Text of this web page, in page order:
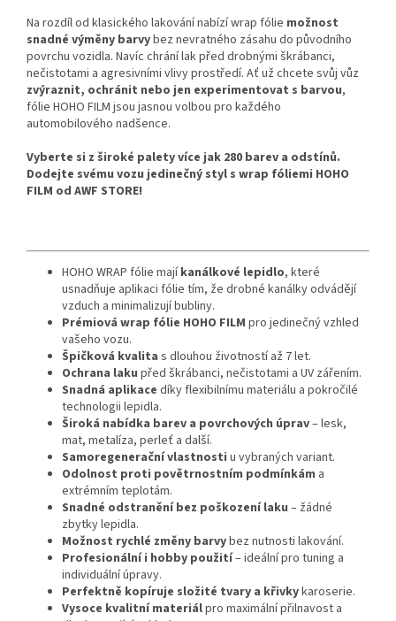
Na rozdíl od klasického lakování nabízí wrap fólie možnost
snadné výměny barvybez nevratného zásahu do původního
povrchu vozidla. Navíc chrání lak před drobnými škrábanci,
nečistotami a agresivními vlivy prostředí. Ať už chcete svůj vůz
zvýraznit, ochránit nebo jen experimentovat s barvou,
fólie HOHO FILM jsou jasnou volbou pro každého
automobilového nadšence.
Vyberte si z široké palety více jak 280 barev a odstínů.
Dodejte svému vozu jedinečný styl s wrap fóliemi HOHO
FILM od AWF STORE!
HOHO WRAP fólie majíkanálkové lepidlo, které
usnadňuje aplikaci fólie tím, že drobné kanálky odvádějí
vzduch a minimalizují bubliny.
Prémiová wrap fólie HOHO FILM pro jedinečný vzhled
vašeho vozu.
Špičková kvalita s dlouhou životností až 7 let.
Ochrana laku před škrábanci, nečistotami a UV zářením.
Snadná aplikace díky flexibilnímu materiálu a pokročilé
technologii lepidla.
Široká nabídka barev a povrchových úprav– lesk,
mat, metalíza, perleť a další.
Samoregenerační vlastnosti u vybraných variant.
Odolnost proti povětrnostním podmínkám a
extrémním teplotám.
Snadné odstranění bez poškození laku – žádné
zbytky lepidla.
Možnost rychlé změny barvybez nutnosti lakování.
Profesionální i hobby použití– ideální pro tuning a
individuální úpravy.
Perfektně kopíruje složité tvary a křivkykaroserie.
Vysoce kvalitní materiálpro maximální přilnavost a